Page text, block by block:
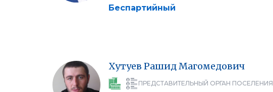
Беспартийный
Хутуев РашидМагомедович
ПРЕДСТАВИТЕЛЬНЫЙ ОРГАН ПОСЕЛЕНИЯ